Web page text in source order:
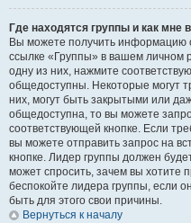
Где находятся группы и как мне
Вы можете получить информацию
ссылке «Группы» в вашем личном
одну из них, нажмите
общедоступны. Некоторые могут
них, могут быть закрытыми или
общедоступна, то вы можете
соответствующей кнопке. Если
вы можете отправить запрос на
кнопке. Лидер группы должен
может спросить, зачем вы хотите
беспокойте лидера группы, если
быть для этого свои причины.
Вернуться к началу